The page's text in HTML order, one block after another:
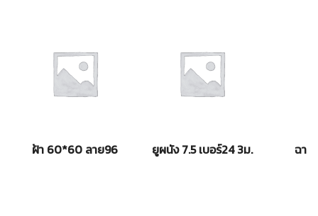
ฝ้า 60*60 ลาย96 ยูผนัง 7.5 เบอร์24 3ม. ฉาก